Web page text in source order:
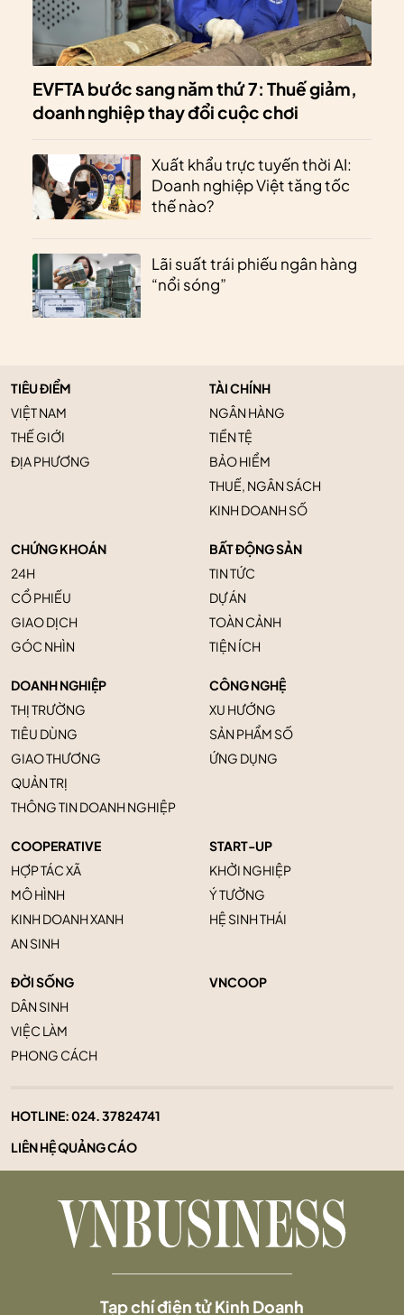
EVFTA bước sang năm thứ 7: Thuế giảm,
doanh nghiệp thay đổi cuộc chơi
Xuất khẩu trực tuyến thời AI:
Doanh nghiệp Việt tăng tốc
thế nào?
Lãi suất trái phiếu ngân hàng
“nổi sóng”
TIÊU ĐIỂM
VIỆT NAM
THẾ GIỚI
ĐỊA PHƯƠNG
TÀI CHÍNH
NGÂN HÀNG
TIỀN TỆ
BẢO HIỂM
THUẾ, NGÂN SÁCH
KINH DOANH SỐ
CHỨNG KHOÁN
24H
CỔ PHIẾU
GIAO DỊCH
GÓC NHÌN
BẤT ĐỘNG SẢN
TIN TỨC
DỰ ÁN
TOÀN CẢNH
TIỆN ÍCH
DOANH NGHIỆP
THỊ TRƯỜNG
TIÊU DÙNG
GIAO THƯƠNG
QUẢN TRỊ
THÔNG TIN DOANH NGHIỆP
CÔNG NGHỆ
XU HƯỚNG
SẢN PHẨM SỐ
ỨNG DỤNG
COOPERATIVE
HỢP TÁC XÃ
MÔ HÌNH
KINH DOANH XANH
AN SINH
START-UP
KHỞI NGHIỆP
Ý TƯỞNG
HỆ SINH THÁI
ĐỜI SỐNG
DÂN SINH
VIỆC LÀM
PHONG CÁCH
VNCOOP
HOTLINE:024. 37824741
LIÊN HỆ QUẢNG CÁO
Tạp chí điện tử Kinh Doanh